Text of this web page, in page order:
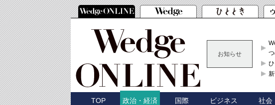
お知らせ
つ
TOP 政治・経済 国際 ビジネス 社会